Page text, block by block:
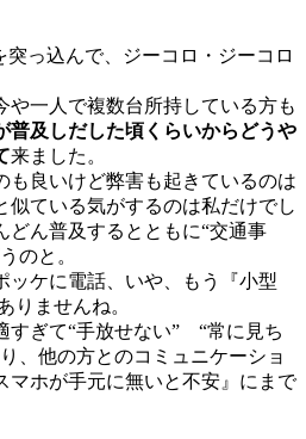
突っ込んで、ジーコロ・ジーコロ
や一人で複数台所持している方も
普及しだした頃くらいからどうや
来ました。
も良いけど弊害も起きているのは
似ている気がするのは私だけでし
どん普及するとともに“交通事
のと。
ッケに電話、いや、もう『小型
りませんね。
すぎて“手放せない” “常に見ち
、他の方とのコミュニケーショ
マホが手元に無いと不安』にまで